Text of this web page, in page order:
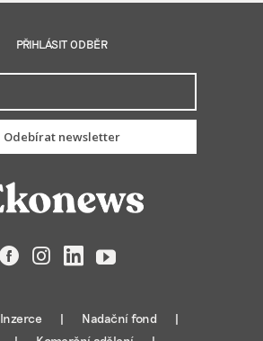
PŘIHLÁSIT ODBĚR
Odebírat newsletter
FacebookInstagramLinkedIn
YouTube
Inzerce
Nadační fond